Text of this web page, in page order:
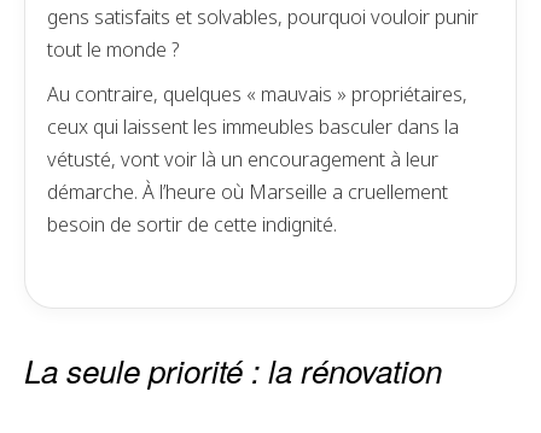
gens satisfaits et solvables, pourquoi vouloir punir
tout le monde ?
Au contraire, quelques « mauvais » propriétaires,
ceux qui laissent les immeubles basculer dans la
vétusté, vont voir là un encouragement à leur
démarche. À l’heure où Marseille a cruellement
besoin de sortir de cette indignité.
La seule priorité : la rénovation